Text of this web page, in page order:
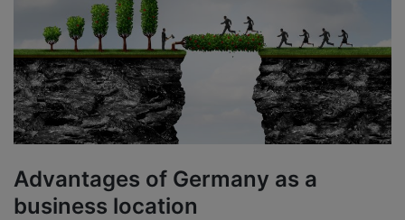
Advantages of Germany as a
business location